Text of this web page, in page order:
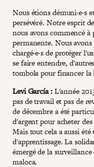
Nous étions démuni·e·s
persévéré. Notre esprit
nous avons commencé à
permanente. Nous avons
chargé·e·s de protéger
se faire entendre,
tombola pour financer la
Levi García :L'année
pas de travail et pas de
de décembre a été
d'argent pour acheter
Mais tout cela a aussi
d'apprentissage. La
émergé de la
maloca.